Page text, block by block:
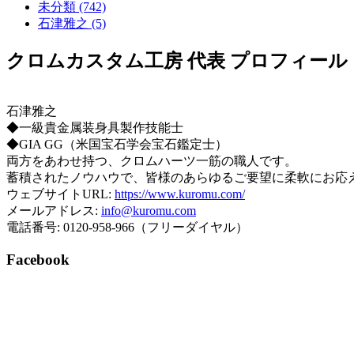
未分類 (742)
石津雅之 (5)
クロムカスタム工房 代表 プロフィール
石津雅之
◆一級貴金属装身具製作技能士
◆GIA GG（米国宝石学会宝石鑑定士）
両方をあわせ持つ、クロムハーツ一筋の職人です。
蓄積されたノウハウで、皆様のあらゆるご要望に柔軟にお応
ウェブサイトURL: https://www.kuromu.com/
メールアドレス: info@kuromu.com
電話番号: 0120-958-966（フリーダイヤル）
Facebook